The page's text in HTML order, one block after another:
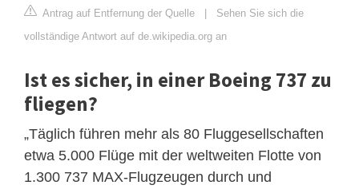
Antrag auf Entfernung der Quelle | Sehen Sie sich die
vollständige Antwort auf de.wikipedia.org an
Ist es sicher, in einer Boeing 737 zu
fliegen?
„Täglich führen mehr als 80 Fluggesellschaften
etwa 5.000 Flüge mit der weltweiten Flotte von
1.300 737 MAX-Flugzeugen durch und